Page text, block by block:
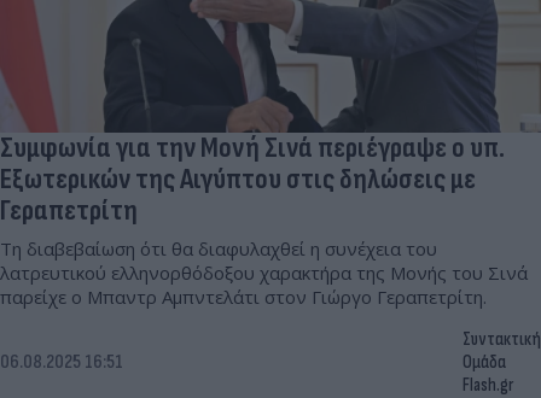
Συμφωνία για την Μονή Σινά περιέγραψε ο υπ.
Εξωτερικών της Αιγύπτου στις δηλώσεις με
Γεραπετρίτη
Τη διαβεβαίωση ότι θα διαφυλαχθεί η συνέχεια του
λατρευτικού ελληνορθόδοξου χαρακτήρα της Μονής του Σινά
παρείχε ο Μπαντρ Αμπντελάτι στον Γιώργο Γεραπετρίτη.
06.08.2025 16:51
Συντακτική
Ομάδα
Flash.gr